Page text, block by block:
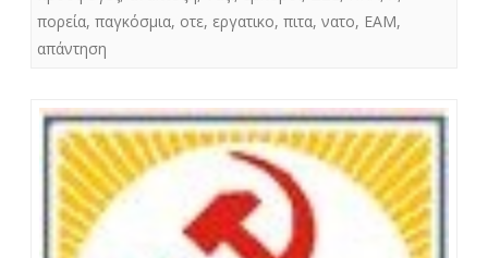
πορεία, παγκόσμια, οτε, εργατικο, πιτα, νατο, ΕΑΜ,
απάντηση